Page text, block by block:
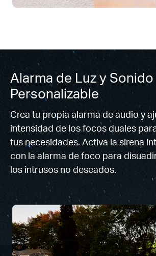
Alarma de Luz y Sonido
Personalizable
Crea tu propia alarma de audio y
intensidad de los focos duales
tus necesidades. Activa la sirena
con la alarma de foco para
los intrusos no deseados.